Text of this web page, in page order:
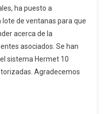
ha puesto a
de ventanas para que
acerca de la
asociados. Se han
sistema Hermet 10
Agradecemos